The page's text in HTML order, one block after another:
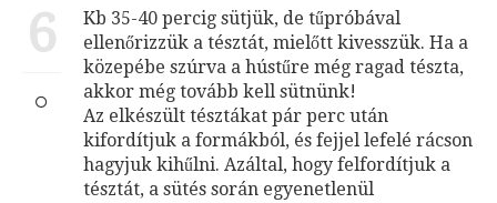
6
Kb 35-40 percig sütjük, de tűpróbával
ellenőrizzük a tésztát, mielőtt kivesszük. Ha a
közepébe szúrva a hústűre még ragad tészta,
akkor még tovább kell sütnünk!
Az elkészült tésztákat pár perc után
kifordítjuk a formákból, és fejjel lefelé rácson
hagyjuk kihűlni. Azáltal, hogy felfordítjuk a
tésztát, a sütés során egyenetlenül